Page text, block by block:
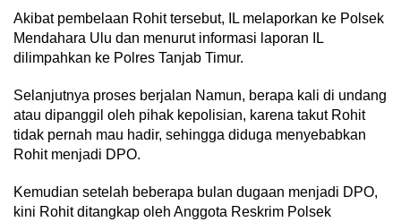
Akibat pembelaan Rohit tersebut, IL melaporkan ke Polsek
Mendahara Ulu dan menurut informasi laporan IL
dilimpahkan ke Polres Tanjab Timur.
Selanjutnya proses berjalan Namun, berapa kali di undang
atau dipanggil oleh pihak kepolisian, karena takut Rohit
tidak pernah mau hadir, sehingga diduga menyebabkan
Rohit menjadi DPO.
Kemudian setelah beberapa bulan dugaan menjadi DPO,
kini Rohit ditangkap oleh Anggota Reskrim Polsek